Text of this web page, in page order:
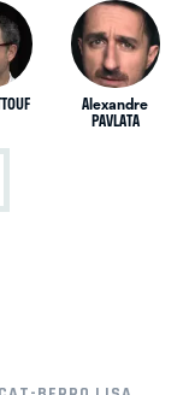
Alexandre
PAVLATA